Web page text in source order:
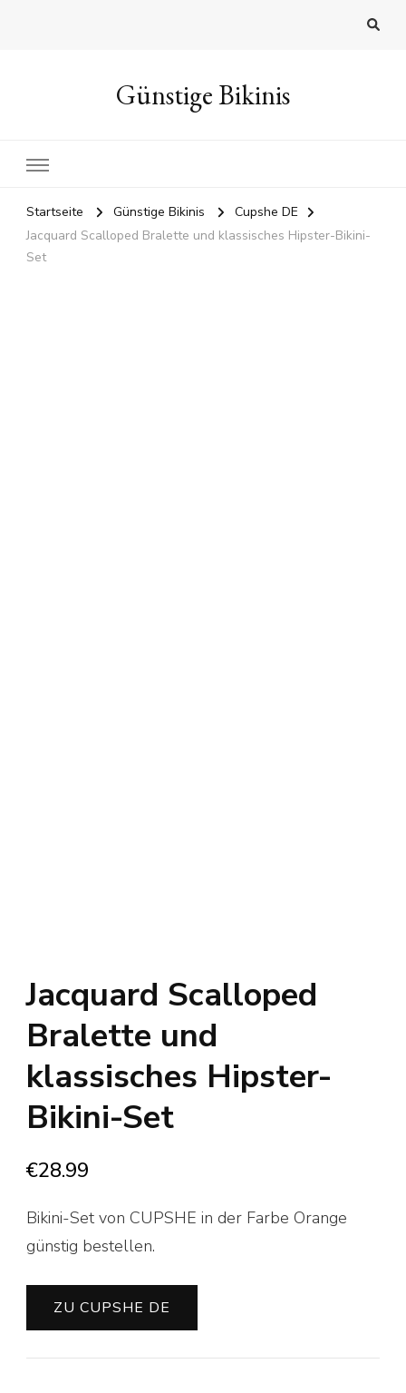
Günstige Bikinis
Startseite Günstige Bikinis
Cupshe DE
Jacquard Scalloped Bralette und klassisches Hipster-Bikini-
Set
Jacquard Scalloped
Bralette und
klassisches Hipster-
Bikini-Set
€28.99
Bikini-Set von CUPSHE in der Farbe Orange
günstig bestellen.
ZU CUPSHE DE